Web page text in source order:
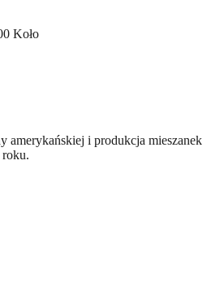
Koło
amerykańskiej i produkcja mieszanek